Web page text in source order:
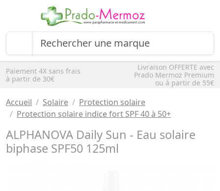
Paiement 4X sans frais
à partir de 30€
Livraison OFFERTE avec
Prado Mermoz Premium
ou à partir de 55€
Accueil Solaire
Protection solaire
Protection solaire indice fort SPF 40 à 50+
ALPHANOVA Daily Sun - Eau solaire
biphase SPF50 125ml